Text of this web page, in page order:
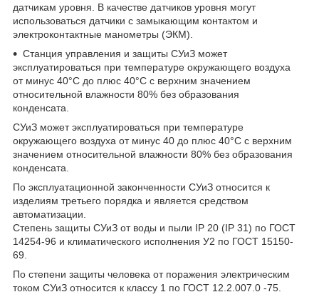
датчикам уровня. В качестве датчиков уровня могут
использоваться датчики с замыкающим контактом и
электроконтактные манометры (ЭКМ).
Станция управления и защиты СУиЗ может
эксплуатироваться при температуре окружающего воздуха
от минус 40°С до плюс 40°С с верхним значением
относительной влажности 80% без образования
конденсата.
СУиЗ может эксплуатироваться при температуре
окружающего воздуха от минус 40 до плюс 40°С с верхним
значением относительной влажности 80% без образования
конденсата.
По эксплуатационной законченности СУиЗ относится к
изделиям третьего порядка и является средством
автоматизации.
Степень защиты СУиЗ от воды и пыли IP 20 (IP 31) по ГОСТ
14254-96 и климатического исполнения У2 по ГОСТ 15150-
69.
По степени защиты человека от поражения электрическим
током СУиЗ относится к классу 1 по ГОСТ 12.2.007.0 -75.